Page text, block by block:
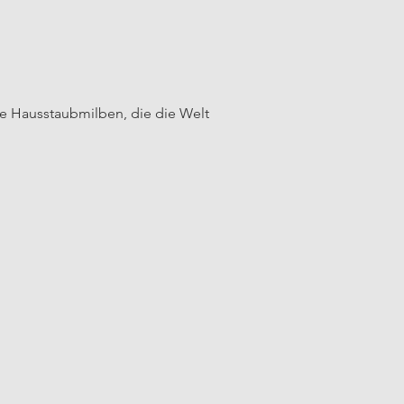
Hausstaubmilben, die die Welt